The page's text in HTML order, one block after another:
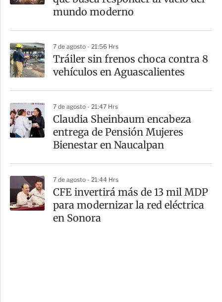
mundo moderno
7 de agosto - 21:56 Hrs
Tráiler sin frenos choca contra 8
vehículos en Aguascalientes
7 de agosto - 21:47 Hrs
Claudia Sheinbaum encabeza
entrega de Pensión Mujeres
Bienestar en Naucalpan
7 de agosto - 21:44 Hrs
CFE invertirá más de 13 mil MDP
para modernizar la red eléctrica
en Sonora